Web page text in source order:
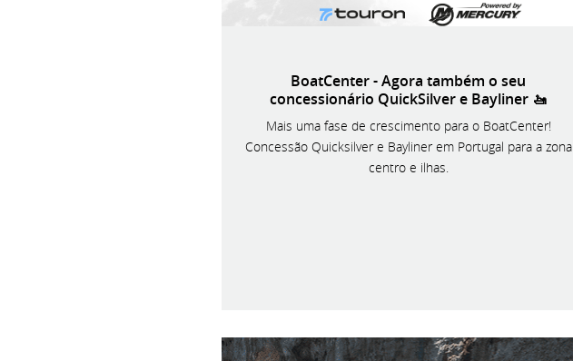
BoatCenter - Agora também o seu
concessionário QuickSilver e Bayliner 🚤
Mais uma fase de crescimento para o BoatCenter!
Concessão Quicksilver e Bayliner em Portugal para a zona
centro e ilhas.